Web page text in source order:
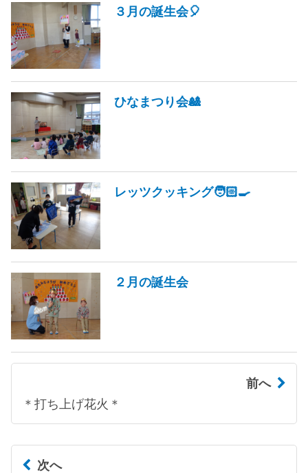
３月の誕生会🎈
ひなまつり会🎎
レッツクッキング🧑🏻‍🍳
２月の誕生会
前へ
＊打ち上げ花火＊
次へ